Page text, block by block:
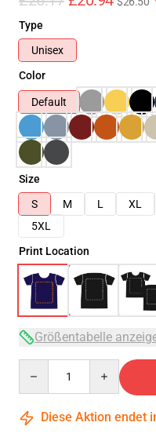
Type
Unisex
Color
Default
Size
S
M L XL
5XL
Print Location
Größentabelle
Diese Aktion endet